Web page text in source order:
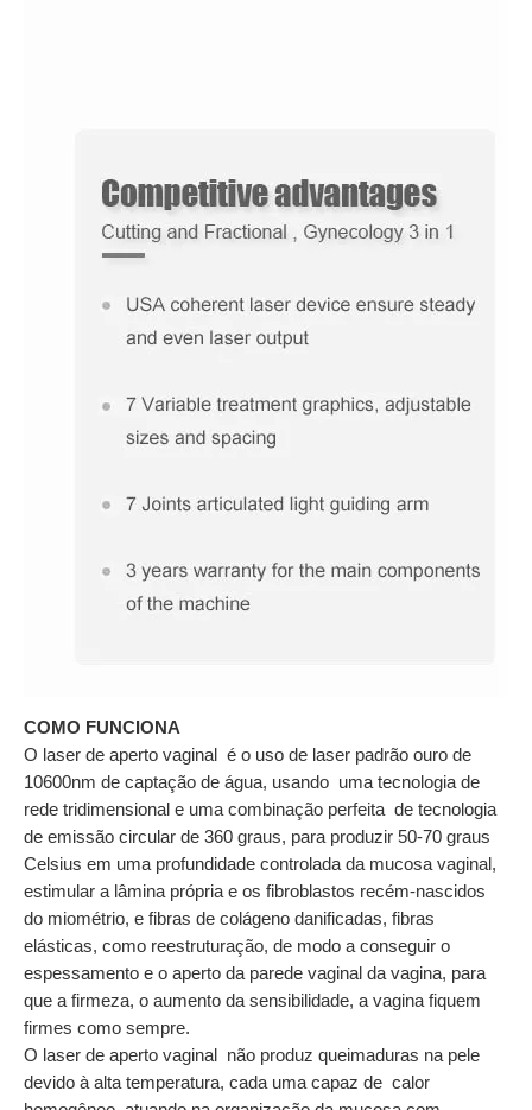
COMO FUNCIONA
O laser de aperto vaginal
é o uso de laser padrão ouro de
10600nm de captação de água, usando uma tecnologia de
rede tridimensional e uma combinação perfeita de tecnologia
de emissão circular de 360 ​​graus, para produzir 50-70 graus
Celsius em uma profundidade controlada da mucosa vaginal,
estimular a lâmina própria e os fibroblastos recém-nascidos
do miométrio, e fibras de colágeno danificadas, fibras
elásticas, como reestruturação, de modo a conseguir o
espessamento e o aperto da parede vaginal da vagina, para
que a firmeza, o aumento da sensibilidade, a vagina fiquem
firmes como sempre.
O laser de aperto vaginal
não produz queimaduras na pele
devido à alta temperatura, cada uma capaz de calor